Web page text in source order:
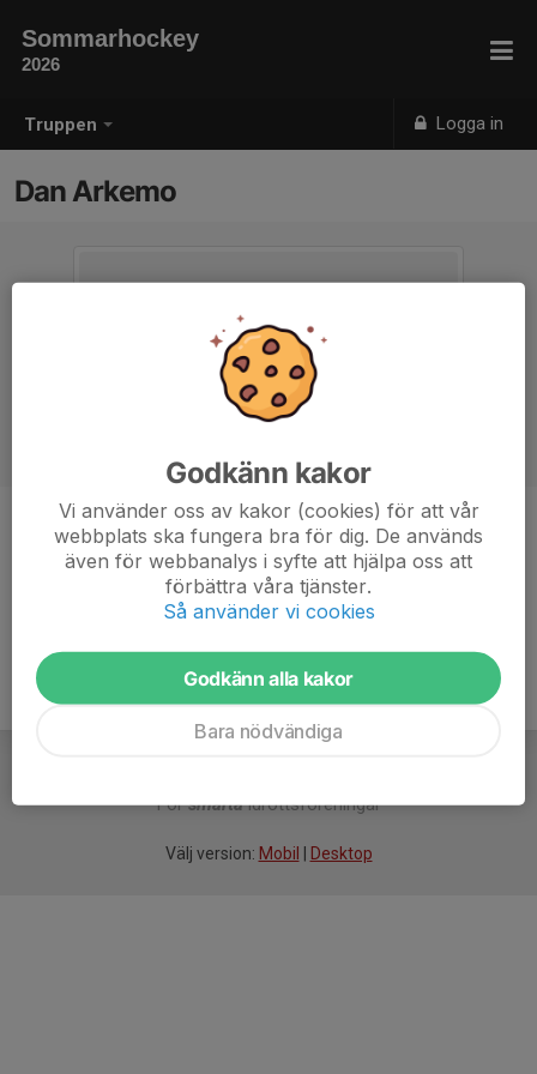
Truppen Logga in
Sommarhockey
2026
Dan Arkemo
Position
-
52 år
Försmartaidrottsföreningar
Välj version: Mobil Desktop
Godkänn kakor
Vi använder oss av kakor (cookies) för att vår
webbplats ska fungera bra för dig. De används
även för webbanalys i syfte att hjälpa oss att
förbättra våra tjänster.
Så använder vi cookies
Godkänn alla kakor
Bara nödvändiga